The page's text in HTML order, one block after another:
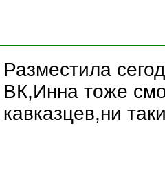
Разместила
ВК,Инна тоже
кавказцев,ни